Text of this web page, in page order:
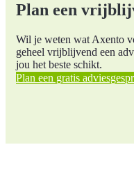
Plan een
Wil je weten wat Axento
geheel vrijblijvend een
jou het beste schikt.
Plan een gratis